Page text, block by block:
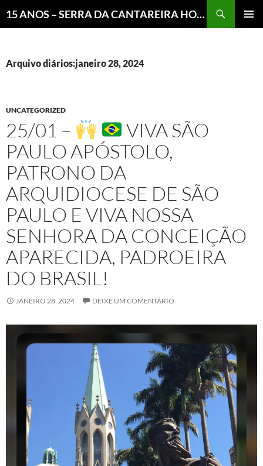
15 ANOS – SERRA DA CANTAREIRA HOJE E COTIDIANO DO BRASIL E DO MUNDO
Arquivo diários:janeiro 28, 2024
UNCATEGORIZED
25/01 –
VIVA SÃO
PAULO APÓSTOLO,
PATRONO DA
ARQUIDIOCESE DE SÃO
PAULO E VIVA NOSSA
SENHORA DA CONCEIÇÃO
APARECIDA, PADROEIRA
DO BRASIL!
JANEIRO 28, 2024 DEIXE UM COMENTÁRIO